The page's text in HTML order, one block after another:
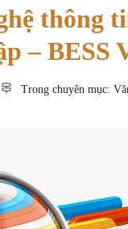
thông
– BESS
Trong chuyên mục: